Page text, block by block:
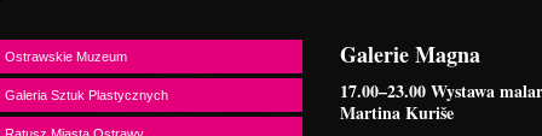
Ostrawskie Muzeum
Galeria Sztuk Plastycznych
Galerie Magna
17.00–23.00 Wystawa
Martina Kuriše